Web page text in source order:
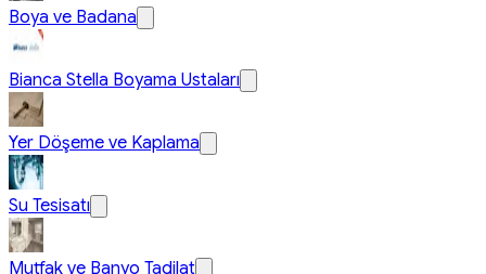
Boya ve Badana
Bianca Stella Boyama Ustaları
Yer Döşeme ve Kaplama
Su Tesisatı
Mutfak ve Banyo Tadilat